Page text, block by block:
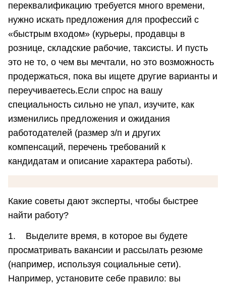
переквалификацию требуется много времени,
нужно искать предложения для профессий с
«быстрым входом» (курьеры, продавцы в
рознице, складские рабочие, таксисты. И пусть
это не то, о чем вы мечтали, но это возможность
продержаться, пока вы ищете другие варианты и
переучиваетесь.Если спрос на вашу
специальность сильно не упал, изучите, как
изменились предложения и ожидания
работодателей (размер з/п и других
компенсаций, перечень требований к
кандидатам и описание характера работы).
Какие советы дают эксперты, чтобы быстрее
найти работу?
1. Выделите время, в которое вы будете
просматривать вакансии и рассылать резюме
(например, используя социальные сети).
Например, установите себе правило: вы